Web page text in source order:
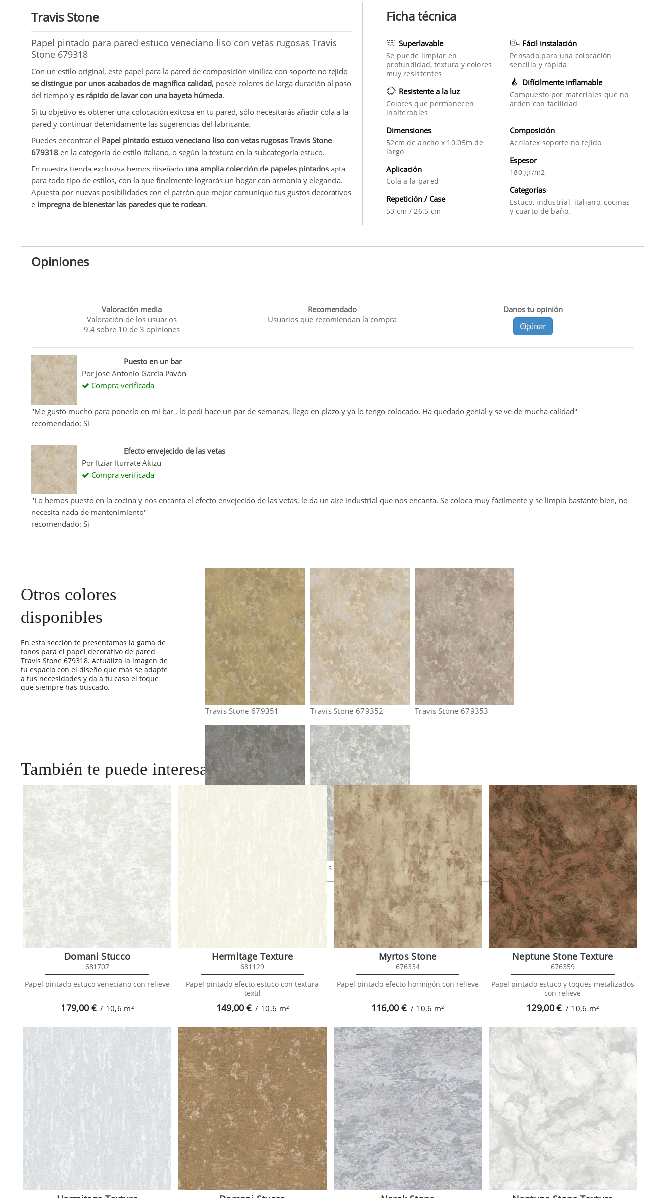
Travis Stone
Papel pintado para pared estuco veneciano liso con vetas rugosas Travis
Stone 679318
Con un estilo original, este papel para la pared de composición vinílica con soporte no tejido
se distingue por unos acabados de magnífica calidad, posee colores de larga duración al paso
del tiempo y es rápido de lavar con una bayeta húmeda.
Si tu objetivo es obtener una colocación exitosa en tu pared, sólo necesitarás añadir cola a la
pared y continuar detenidamente las sugerencias del fabricante.
Puedes encontrar el Papel pintado estuco veneciano liso con vetas rugosas Travis Stone
679318 en la categoría de estilo italiano, o según la textura en la subcategoría estuco.
En nuestra tienda exclusiva hemos diseñado una amplia colección de papeles pintados apta
para todo tipo de estilos, con la que finalmente lograrás un hogar con armonía y elegancia.
Apuesta por nuevas posibilidades con el patrón que mejor comunique tus gustos decorativos
e impregna de bienestar las paredes que te rodean.
Ficha técnica
Superlavable
Se puede limpiar en
profundidad, textura y colores
muy resistentes
Resistente a la luz
Colores que permanecen
inalterables
Fácil instalación
Pensado para una colocación
sencilla y rápida
Difícilmente inflamable
Compuesto por materiales que no
arden con facilidad
Dimensiones
52cm de ancho x 10.05m de
largo
Aplicación
Cola a la pared
Repetición / Case
53 cm / 26.5 cm
Composición
Acrilatex soporte no tejido
Espesor
180 gr/m2
Categorías
Estuco, industrial, italiano,cocinas
y cuarto de baño.
Opiniones
Valoración media
Valoración de los usuarios
9.4sobre 10 de 3 opiniones
Recomendado
Usuarios que recomiendan la compra
Opina
Danos tu opinión
Opinar
Puesto en un bar
Por José Antonio García Pavón
Compra verificada
"Me gustó mucho para ponerlo en mi bar , lo pedí hace un par de semanas, llego en plazo y ya lo tengo colocado. Ha quedado genial y se ve de mucha calidad"
recomendado: Si
Efecto envejecido de las vetas
Por Itziar Iturrate Akizu
Compra verificada
"Lo hemos puesto en la cocina y nos encanta el efecto envejecido de las vetas, le da un aire industrial que nos encanta. Se coloca muy fácilmente y se limpia bastante bien, no
necesita nada de mantenimiento"
recomendado: Si
Otros colores
disponibles
En esta sección te presentamos la gama de
tonos para el papel decorativo de pared
Travis Stone 679318. Actualiza la imagen de
tu espacio con el diseño que más se adapte
a tus necesidades y da a tu casa el toque
que siempre has buscado.
Travis Stone 679351 Travis Stone 679352 Travis Stone 679353
Travis Stone 679355
También te puede interesar
179,00€ / 10,6 m²
Domani Stucco
681707
Papel pintado estuco veneciano con relieve
149,00€ / 10,6 m²
Hermitage Texture
681129
Papel pintado efecto estuco con textura
textil
116,00€ / 10,6 m²
Myrtos Stone
676334
Papel pintado efecto hormigón con relieve
129,00€ / 10,6 m²
Neptune Stone Texture
676359
Papel pintado estuco y toques metalizados
con relieve